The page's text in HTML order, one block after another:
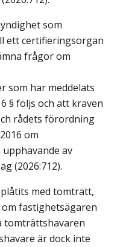
som
ett certifieringsorgan
frågor om
som har meddelats
§ följs och att kraven
rådets förordning
om
av
(2026:712).
med tomträtt,
fastighetsägaren
tomträttshavaren
är dock inte